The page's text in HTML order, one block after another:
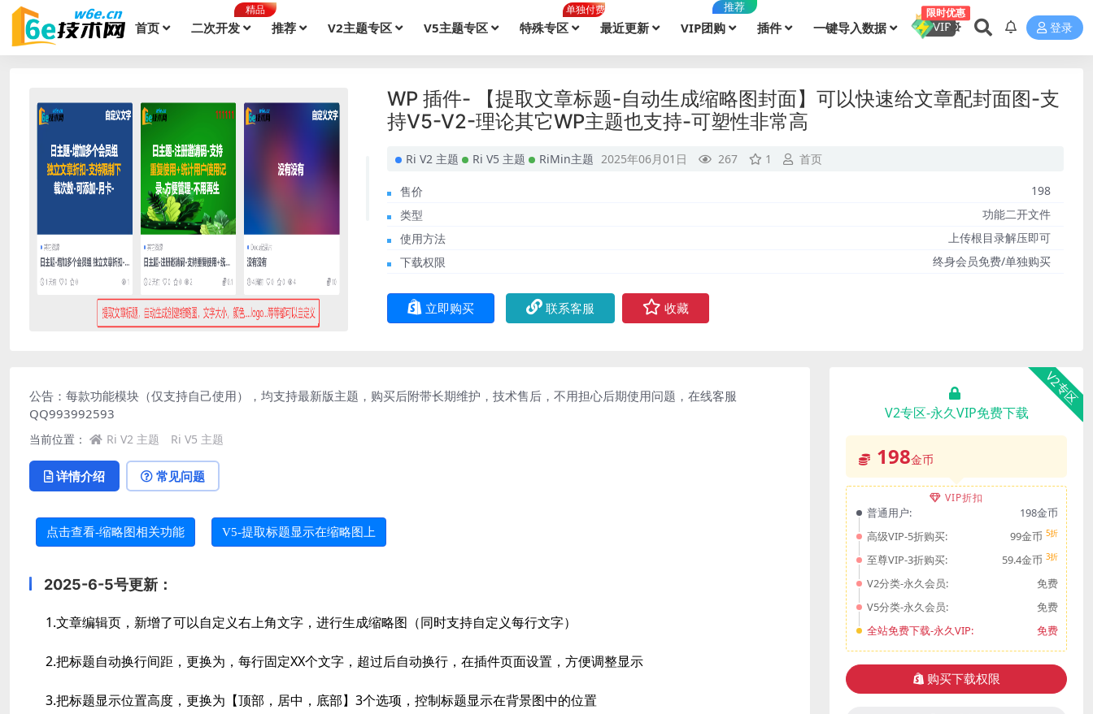
首页 二次开发
精品
推荐 V2主题专区 V5主题专区 特殊专区
单独付费
最近更新 VIP团购
推荐
插件 一键导入数据 VIP
限时优惠
登录
WP 插件- 【提取文章标题-自动生成缩略图封面】可以快速给文章配封面图-支
持V5-V2-理论其它WP主题也支持-可塑性非常高
Ri V2 主题 Ri V5 主题 RiMin主题 2025年06月01日 267 1 首页
售价
198
类型
功能二开文件
使用方法
上传根目录解压即可
下载权限
终身会员免费/单独购买
立即购买 联系客服 收藏
公告：每款功能模块（仅支持自己使用），均支持最新版主题，购买后附带长期维护，技术售后，不用担心后期使用问题，在线客服
QQ993992593
当前位置： Ri V2 主题 Ri V5 主题
详情介绍 常见问题
点击查看-缩略图相关功能 V5-提取标题显示在缩略图上
2025-6-5号更新：
1.文章编辑页，新增了可以自定义右上角文字，进行生成缩略图（同时支持自定义每行文字）
2.把标题自动换行间距，更换为，每行固定XX个文字，超过后自动换行，在插件页面设置，方便调整显示
3.把标题显示位置高度，更换为【顶部，居中，底部】3个选项，控制标题显示在背景图中的位置
V2专区
V2专区-永久VIP免费下载
198金币
VIP折扣
普通用户:
198金币
高级VIP-5折购买:
99金币 5折
至尊VIP-3折购买: 59.4金币 3折
V2分类-永久会员:
免费
V5分类-永久会员:
免费
全站免费下载-永久VIP:
免费
购买下载权限